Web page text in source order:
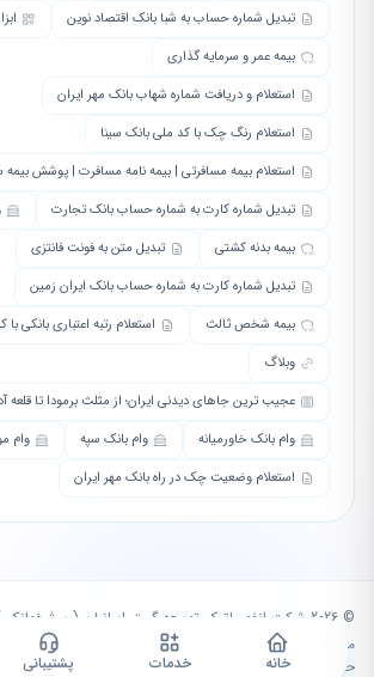
تبدیل شماره حساب به شبا بانک اقتصاد نوین
بیمه عمر و سرمایه گذاری
استعلام و دریافت شماره شهاب بانک مهر ایران
استعلام رنگ چک با کد ملی بانک سینا
استعلام بیمه مسافرتی | بیمه نامه مسافرت | پوشش بیمه
تبدیل شماره کارت به شماره حساب بانک تجارت
بیمه بدنه کشتی
تبدیل متن به فونت فانتزی
تبدیل شماره کارت به شماره حساب بانک ایران زمین
بیمه شخص ثالث
استعلام رتبه اعتباری بانکی
وبلاگ
عجیب ترین جاهای دیدنی ایران؛ از مثلث برمودا تا قلعه
وام بانک خاورمیانه
وام بانک سپه
وام
استعلام وضعیت چک در راه بانک مهر ایران
© 2026 شرکت انفورماتیک توسعه گستر ایرانیان (
محفوظ است.
حریم خصوصی| قوانین استفاده|وبلاگ خانه خدمات پشتیبانی